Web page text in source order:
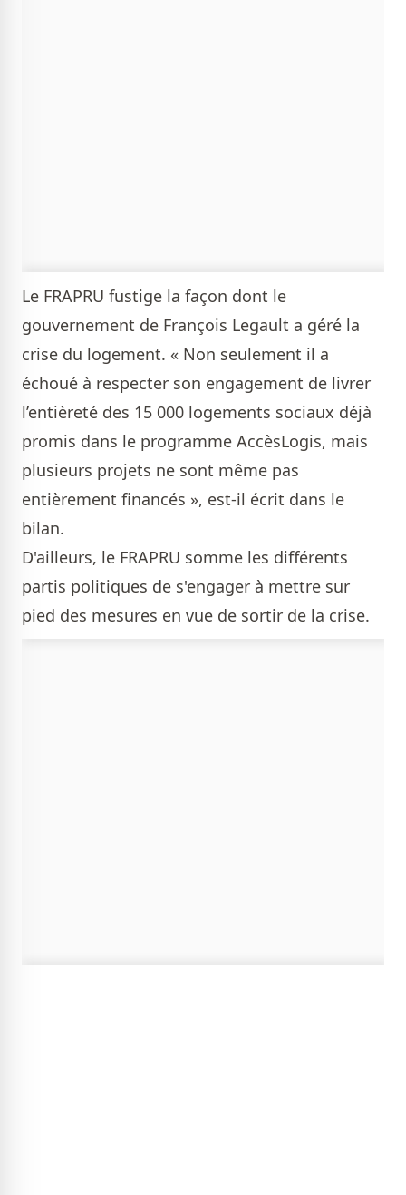
Le FRAPRU fustige la façon dont le
gouvernement de François Legault a géré la
crise du logement. « Non seulement il a
échoué à respecter son engagement de livrer
l’entièreté des 15 000 logements sociaux déjà
promis dans le programme AccèsLogis, mais
plusieurs projets ne sont même pas
entièrement financés », est-il écrit dans le
bilan.
D'ailleurs, le FRAPRU somme les différents
partis politiques de s'engager à mettre sur
pied des mesures en vue de sortir de la crise.